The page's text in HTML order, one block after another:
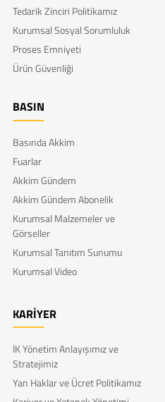
Tedarik Zinciri Politikamız
Kurumsal Sosyal Sorumluluk
Proses Emniyeti
Ürün Güvenliği
BASIN
Basında Akkim
Fuarlar
Akkim Gündem
Akkim Gündem Abonelik
Kurumsal Malzemeler ve
Görseller
Kurumsal Tanıtım Sunumu
Kurumsal Video
KARİYER
İK Yönetim Anlayışımız ve
Stratejimiz
Yan Haklar ve Ücret Politikamız